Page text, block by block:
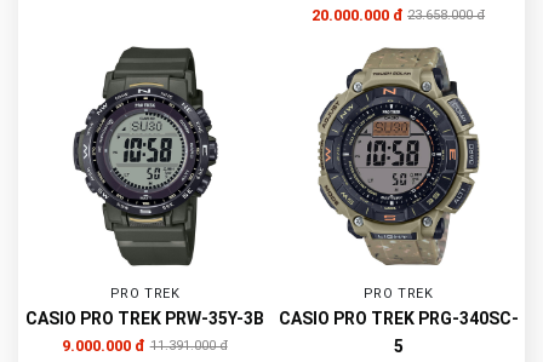
20.000.000 đ 23.658.000 đ
PRO TREK
CASIO PRO TREK PRW-35Y-3B
9.000.000 đ 11.391.000 đ
PRO TREK
CASIO PRO TREK PRG-340SC-
5